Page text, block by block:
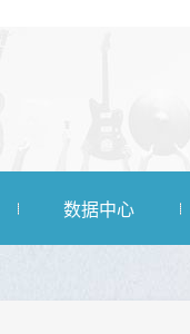
数据中心